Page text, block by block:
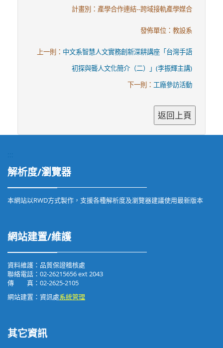
計畫別：產學合作連結--跨域接軌產學媒合
發佈單位：教設系
上一則： 中文系智慧人文實務創新深耕講座「台灣手語
初探與聾人文化簡介（二）」(李振輝主講)
下一則： 工廠參訪活動
解析度/瀏覽器
本網站以RWD方式製作，支援各種解析度及瀏覽器建議使用最新版本
網站建置/維護
資料維護：品質保證稽核處
聯絡電話：02-26215656 ext 2043
傳 真：02-2625-2105
網站建置：資訊處系統管理
其它資訊